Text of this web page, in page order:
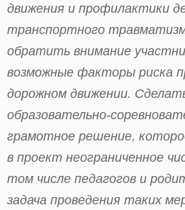
движения и профилактики
транспортного
обратить внимание
возможные факторы риска
дорожном движении.
образовательно-
грамотное решение,
в проект неограниченное
том числе педагогов и
задача проведения таких